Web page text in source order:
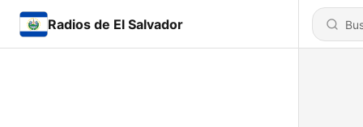
Radios de El Salvador